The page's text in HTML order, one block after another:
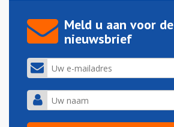
Meld u aan voor de
nieuwsbrief